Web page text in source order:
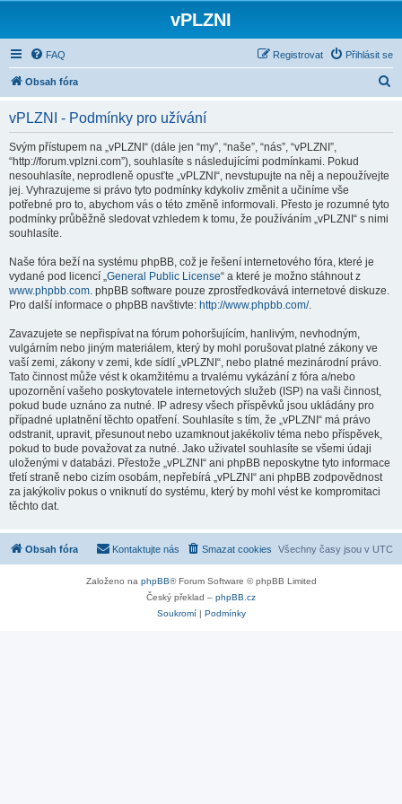
vPLZNI
FAQ Přihlásit se
Registrovat
Obsah fóra
vPLZNI - Podmínky pro užívání
Svým přístupem na „vPLZNI“ (dále jen “my”, “naše”, “nás”, “vPLZNI”,
“http://forum.vplzni.com”), souhlasíte s následujícími podmínkami. Pokud
nesouhlasíte, neprodleně opusťte „vPLZNI“, nevstupujte na něj a nepoužívejte
jej. Vyhrazujeme si právo tyto podmínky kdykoliv změnit a učiníme vše
potřebné pro to, abychom vás o této změně informovali. Přesto je rozumné tyto
podmínky průběžně sledovat vzhledem k tomu, že používáním „vPLZNI“ s nimi
souhlasíte.
Naše fóra beží na systému phpBB, což je řešení internetového fóra, které je
vydané pod licencí „General Public License“ a které je možno stáhnout z
www.phpbb.com. phpBB software pouze zprostředkovává internetové diskuze.
Pro další informace o phpBB navštivte: http://www.phpbb.com/.
Zavazujete se nepřispívat na fórum pohoršujícím, hanlivým, nevhodným,
vulgárním nebo jiným materiálem, který by mohl porušovat platné zákony ve
vaší zemi, zákony v zemi, kde sídlí „vPLZNI“, nebo platné mezinárodní právo.
Tato činnost může vést k okamžitému a trvalému vykázání z fóra a/nebo
upozornění vašeho poskytovatele internetových služeb (ISP) na vaši činnost,
pokud bude uznáno za nutné. IP adresy všech příspěvků jsou ukládány pro
případné uplatnění těchto opatření. Souhlasíte s tím, že „vPLZNI“ má právo
odstranit, upravit, přesunout nebo uzamknout jakékoliv téma nebo příspěvek,
pokud to bude považovat za nutné. Jako uživatel souhlasíte se všemi údaji
uloženými v databázi. Přestože „vPLZNI“ ani phpBB neposkytne tyto informace
třetí straně nebo cizím osobám, nepřebírá „vPLZNI“ ani phpBB zodpovědnost
za jakýkoliv pokus o vniknutí do systému, který by mohl vést ke kompromitaci
těchto dat.
Obsah fóra Všechny časy jsou v UTC
Smazat cookies
Kontaktujte nás
Založeno na phpBB® Forum Software © phpBB Limited
Český překlad – phpBB.cz
Soukromí| Podmínky